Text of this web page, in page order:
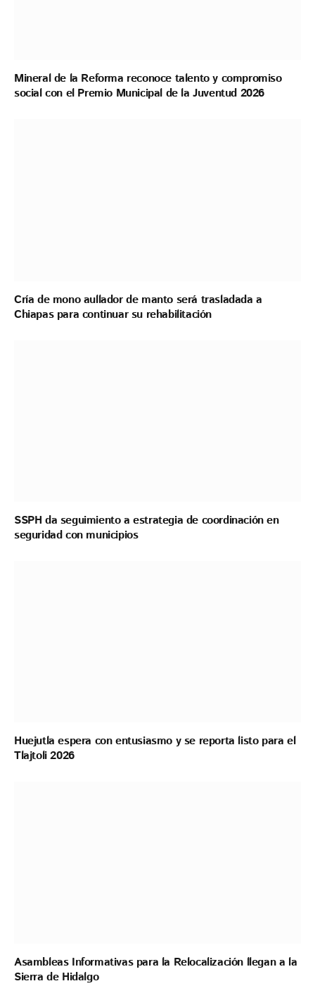
Mineral de la Reforma reconoce talento y compromiso
social con el Premio Municipal de la Juventud 2026
Cría de mono aullador de manto será trasladada a
Chiapas para continuar su rehabilitación
SSPH da seguimiento a estrategia de coordinación en
seguridad con municipios
Huejutla espera con entusiasmo y se reporta listo para el
Tlajtoli 2026
Asambleas Informativas para la Relocalización llegan a la
Sierra de Hidalgo